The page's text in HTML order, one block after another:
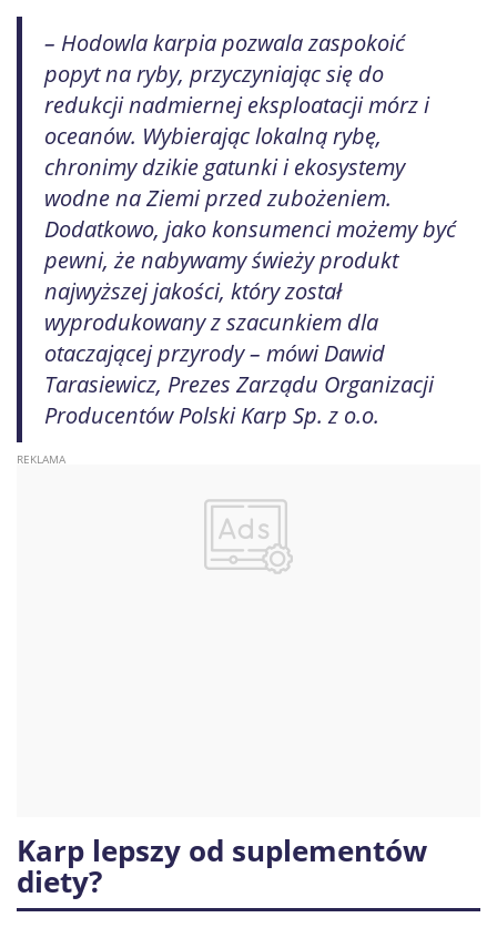
– Hodowla karpia pozwala zaspokoić
popyt na ryby, przyczyniając się do
redukcji nadmiernej eksploatacji mórz i
oceanów. Wybierając lokalną rybę,
chronimy dzikie gatunki i ekosystemy
wodne na Ziemi przed zubożeniem.
Dodatkowo, jako konsumenci możemy być
pewni, że nabywamy świeży produkt
najwyższej jakości, który został
wyprodukowany z szacunkiem dla
otaczającej przyrody – mówi Dawid
Tarasiewicz, Prezes Zarządu Organizacji
Producentów Polski Karp Sp. z o.o.
Karp lepszy od suplementów
diety?